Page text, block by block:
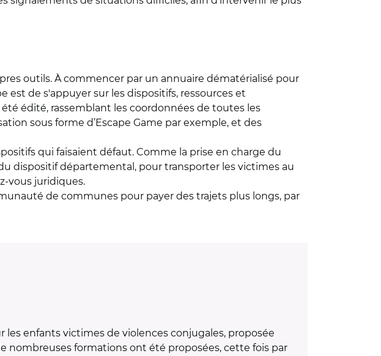
outils. À commencer par un annuaire dématérialisé pour
de s'appuyer sur les dispositifs, ressources et
édité, rassemblant les coordonnées de toutes les
sous forme d’Escape Game par exemple, et des
qui faisaient défaut. Comme la prise en charge du
dispositif départemental, pour transporter les victimes au
vous juridiques.
de communes pour payer des trajets plus longs, par
les enfants victimes de violences conjugales, proposée
nombreuses formations ont été proposées, cette fois par